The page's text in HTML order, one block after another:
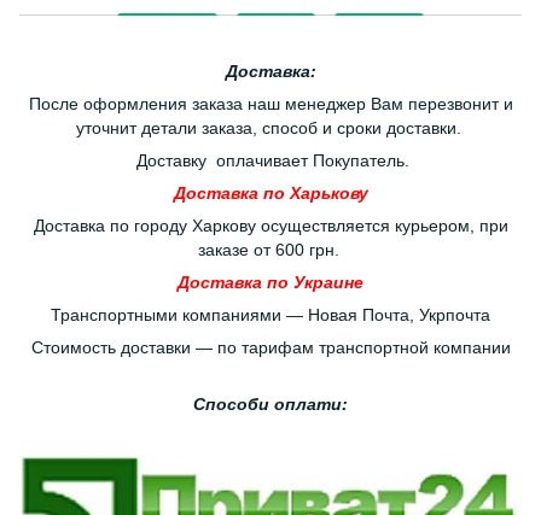
Доставка:
После оформления заказа наш менеджер Вам перезвонит и
уточнит детали заказа, способ и сроки доставки.
Доставку оплачивает Покупатель.
Доставка по Харькову
Доставка по городу Харкову осуществляется курьером, при
заказе от 600 грн.
Доставка по Украине
Транспортными компаниями — Новая Почта, Укрпочта
Стоимость доставки — по тарифам транспортной компании
Способи оплати: